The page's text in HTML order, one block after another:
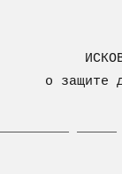
о защите